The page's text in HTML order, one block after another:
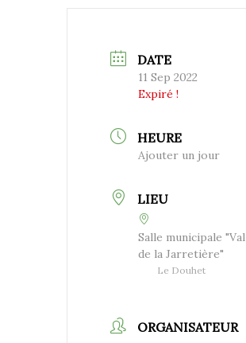
DATE
11 Sep 2022
Expiré !
HEURE
Ajouter un jour
LIEU
Salle municipale "Val
de la Jarretière"
Le Douhet
ORGANISATEUR